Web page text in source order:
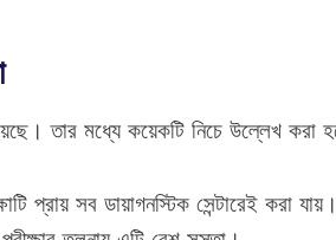
তার মধ্যে কয়েকটি নিচে উল্লেখ করা
প্রায় সব ডায়াগনস্টিক সেন্টারেই করা যায়।